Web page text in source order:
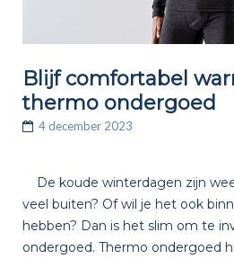
Blijf comfortabel
thermo ondergoed
4 december 2023
De koude winterdagen zijn
veel buiten? Of wil je het ook
hebben? Dan is het slim om te
ondergoed. Thermo ondergoed